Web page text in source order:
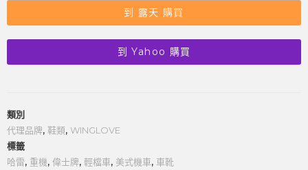
到 露天 購買
到 Yahoo 購買
類別
代理品牌, 鞋類, WINGLOVE
標籤
哈雷, 重機, 偉士牌, 輕檔車, 美式機車, 車靴